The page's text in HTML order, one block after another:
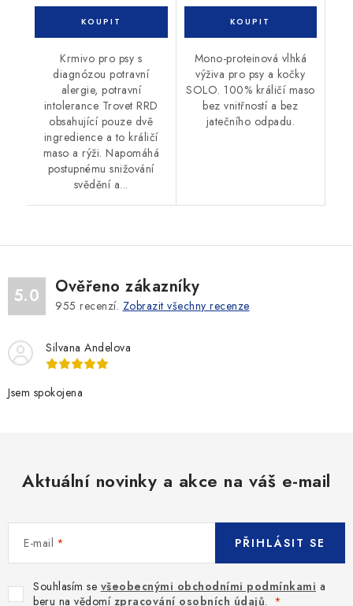
Krmivo pro psy s
diagnózou potravní
alergie, potravní
intolerance Trovet RRD
obsahující pouze dvě
ingredience a to králičí
maso a rýži. Napomáhá
postupnému snižování
svědění a...
Mono-proteinová vlhká
výživa pro psy a kočky
SOLO. 100% králičí maso
bez vnitřností a bez
jatečního odpadu.
5.0 Ověřeno zákazníky
955 recenzí. Zobrazit všechny recenze
Silvana Andelova
Jsem spokojena
Aktuální novinky a akce na váš e-mail
E-mail
Souhlasím se všeobecnými obchodními podmínkami a
beru na vědomí zpracování osobních údajů.
PŘIHLÁSIT SE